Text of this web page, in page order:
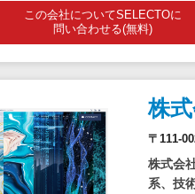
この会社についてSELECTOに
問い合わせる(無料)
株
〒111-
株式会
系、技